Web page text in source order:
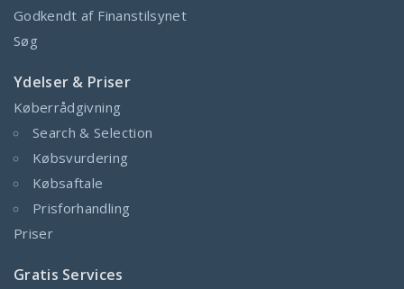
Godkendt af Finanstilsynet
Søg
Ydelser & Priser
Køberrådgivning
Search & Selection
Købsvurdering
Købsaftale
Prisforhandling
Priser
Gratis Services